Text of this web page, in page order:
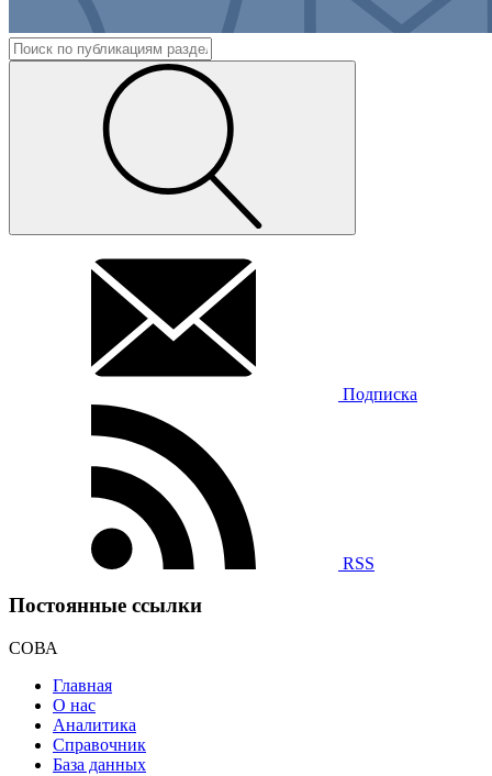
Подписка
RSS
Постоянные ссылки
СОВА
Главная
О нас
Аналитика
Справочник
База данных